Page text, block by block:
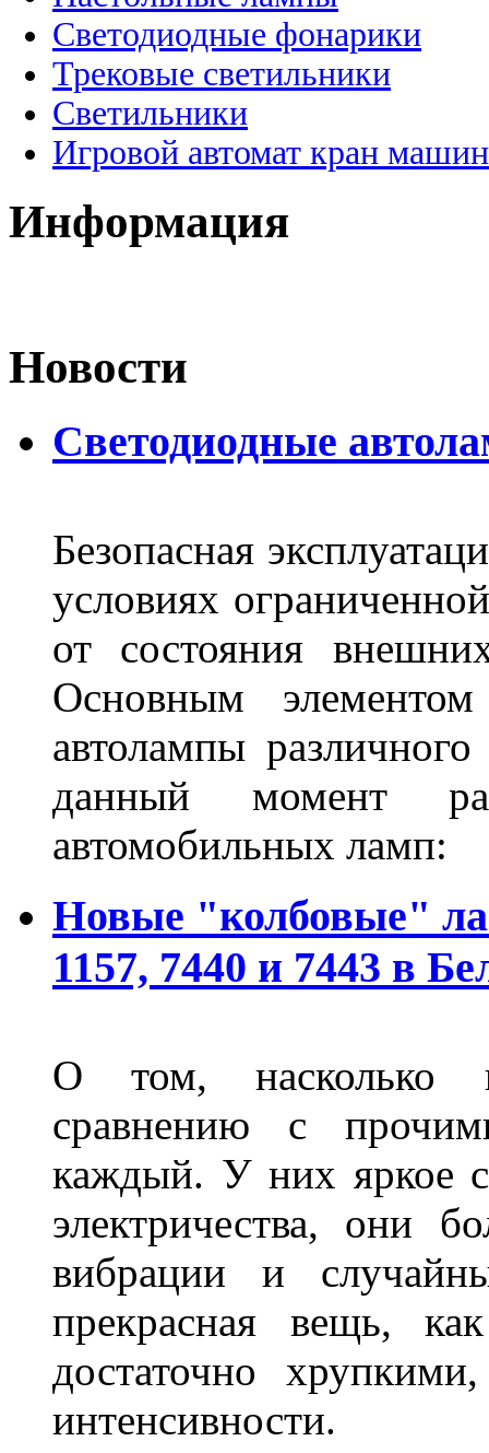
Светодиодные фонарики
Трековые светильники
Светильники
Игровой автомат кран
Информация
Новости
Светодиодные
Безопасная
условиях
от состояния
Основным
автолампы
данный момент
автомобильных ламп:
Новые "колбовые"
1157, 7440 и 7443 в
О том, насколько
сравнению с
каждый. У них яркое
электричества, они
вибрации и
прекрасная вещь,
достаточно
интенсивности.